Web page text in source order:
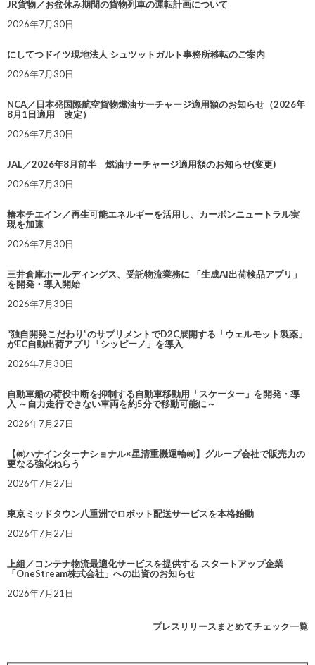
JR貨物／お盆休み期間の貨物列車の運転計画について
2026年7月30日
にしてつドイツ現地法人 シュツットガルト事務所移転のご案内
2026年7月30日
NCA／日本発国際航空貨物燃油サーチャージ適用額のお知らせ（2026年
8月1日適用 改定）
2026年7月30日
JAL／2026年8月前半 燃油サーチャージ適用額のお知らせ(変更)
2026年7月30日
椿本チエイン／再生可能エネルギーを活用し、カーボンニュートラル実
現を加速
2026年7月30日
三井倉庫ホールディングス、受託物流業務に 「生成AI出荷検品アプリ」
を開発・導入開始
2026年7月30日
“独自開発こだわり”のサプリメントでD2C展開する「ウェルモット製薬」
がEC自動出荷アプリ「シッピーノ」を導入
2026年7月30日
自動車船の荷役中断を抑制する自動車移動用「スケーター」を開発・導
入 ～自力走行できない車両を約5分で移動可能に～
2026年7月27日
【㈱ハナインターナショナル×星清重機運輸㈱】グループ会社で販売力の
更なる強化ねらう
2026年7月27日
東京ミッドタウン八重洲でロボット配送サービスを本格始動
2026年7月27日
上組／コンテナ物流最適化サービスを提供する スタートアップ企業
「OneStream株式会社」への出資のお知らせ
2026年7月21日
プレスリリースまとめてチェック一覧